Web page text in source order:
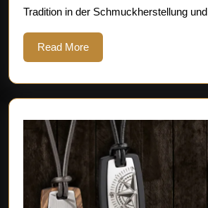
Tradition in der Schmuckherstellung und
Read MoreRead
More